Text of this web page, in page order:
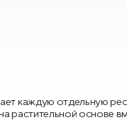
каждую отдельную
растительной